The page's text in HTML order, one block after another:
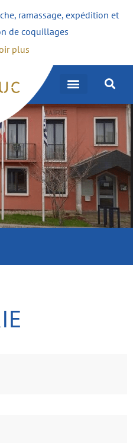
ramassage, expédition et
de coquillages
plus